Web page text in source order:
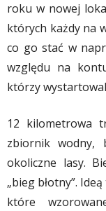
roku w nowej
których każdy na
co go stać w
względu na
którzy
12 kilometrowa
zbiornik wodny,
okoliczne lasy.
„bieg błotny”.
które